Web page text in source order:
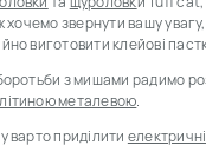
хочемо звернути вашу
виготовити клейові
з мишами радимо
металевою.
варто приділити